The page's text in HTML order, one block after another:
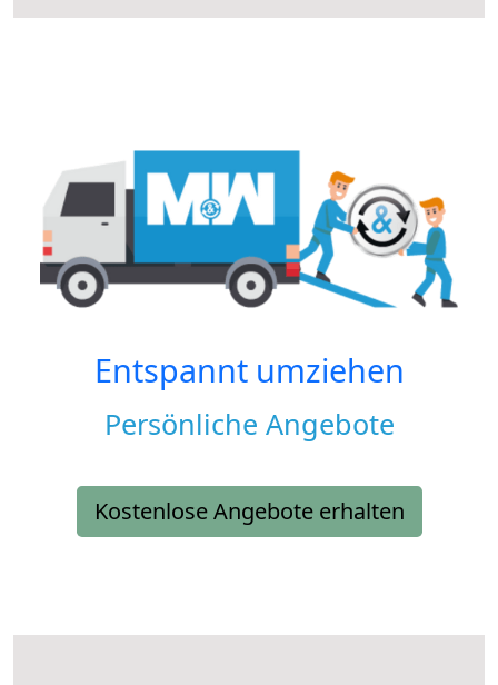
Entspannt umziehen
Persönliche Angebote
Kostenlose Angebote erhalten